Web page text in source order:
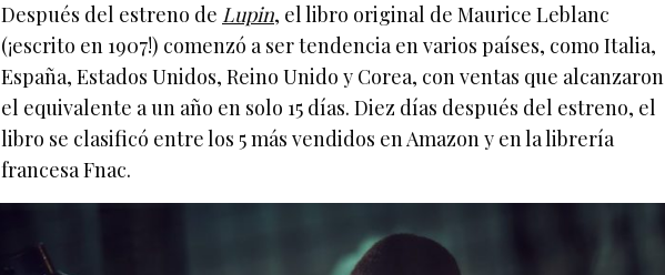
Después del estreno de Lupin, el libro original de Maurice Leblanc
(¡escrito en 1907!) comenzó a ser tendencia en varios países, como Italia,
España, Estados Unidos, Reino Unido y Corea, con ventas que alcanzaron
el equivalente a un año en solo 15 días. Diez días después del estreno, el
libro se clasificó entre los 5 más vendidos en Amazon y en la librería
francesa Fnac.